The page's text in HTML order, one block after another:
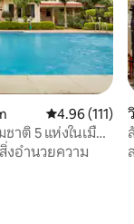
คะแนนเฉลี่ย
4.96 (111)
าติ 5 แห่งในเมือง
สิ่งอำนวยความ